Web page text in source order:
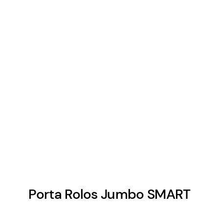
Porta Rolos Jumbo SMART